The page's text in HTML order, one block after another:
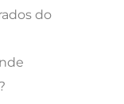
do